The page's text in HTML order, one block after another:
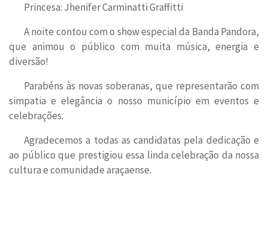
Princesa: Jhenifer Carminatti Graffitti
A noite contou com o show especial da Banda Pandora,
que animou o público com muita música, energia e
diversão!
Parabéns às novas soberanas, que representarão com
simpatia e elegância o nosso município em eventos e
celebrações.
Agradecemos a todas as candidatas pela dedicação e
ao público que prestigiou essa linda celebração da nossa
cultura e comunidade araçaense.